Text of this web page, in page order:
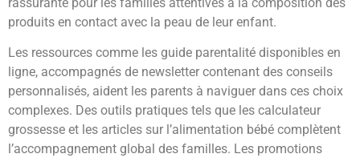
produits en contact avec la peau de leur enfant.
Les ressources comme les guide parentalité disponibles en
ligne, accompagnés de newsletter contenant des conseils
personnalisés, aident les parents à naviguer dans ces choix
complexes. Des outils pratiques tels que les calculateur
grossesse et les articles sur l’alimentation bébé complètent
l’accompagnement global des familles. Les promotions